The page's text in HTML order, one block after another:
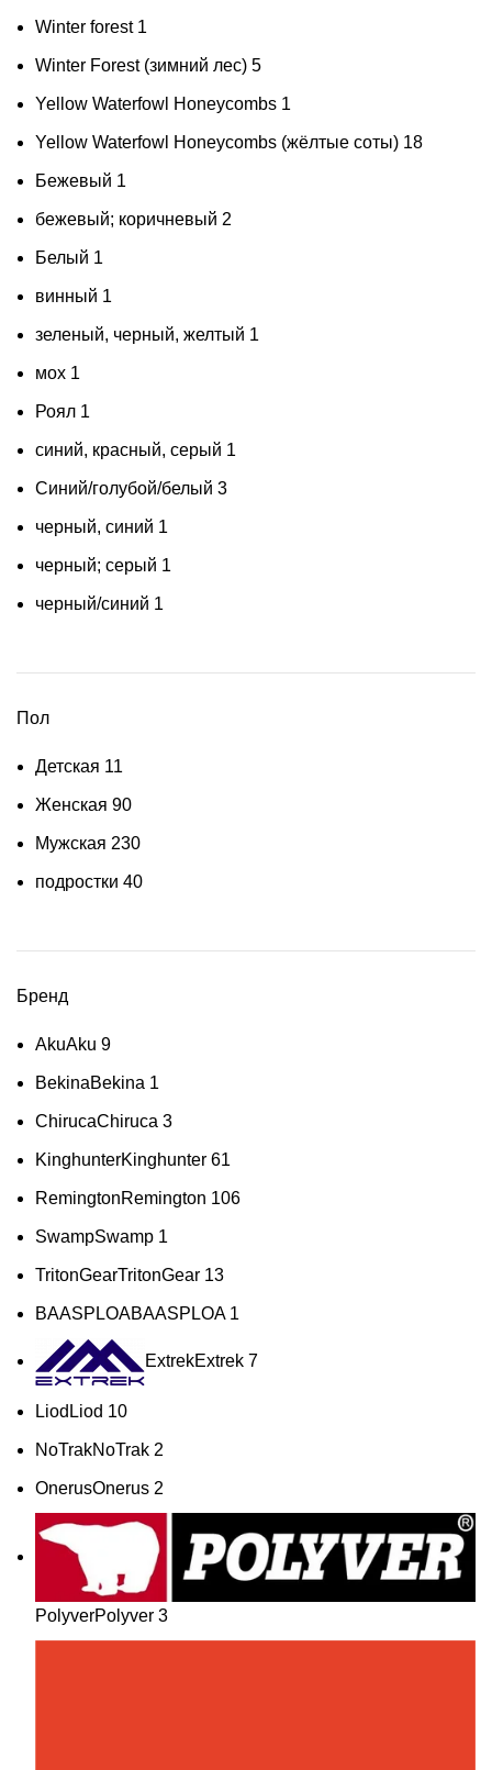
Winter forest 1
Winter Forest (зимний лес) 5
Yellow Waterfowl Honeycombs 1
Yellow Waterfowl Honeycombs (жёлтые соты) 18
Бежевый 1
бежевый; коричневый 2
Белый 1
винный 1
зеленый, черный, желтый 1
мох 1
Роял 1
синий, красный, серый 1
Синий/голубой/белый 3
черный, синий 1
черный; серый 1
черный/синий 1
Пол
Детская 11
Женская 90
Мужская 230
подростки 40
Бренд
AkuAku 9
BekinaBekina 1
ChirucaChiruca 3
KinghunterKinghunter 61
RemingtonRemington 106
SwampSwamp 1
TritonGearTritonGear 13
BAASPLOABAASPLOA 1
ExtrekExtrek 7
Liod Liod 10
NoTrakNoTrak 2
OnerusOnerus 2
PolyverPolyver 3